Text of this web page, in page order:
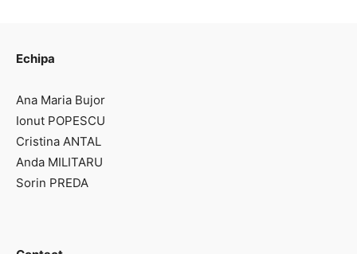
Echipa
Ana Maria Bujor
Ionut POPESCU
Cristina ANTAL
Anda MILITARU
Sorin PREDA